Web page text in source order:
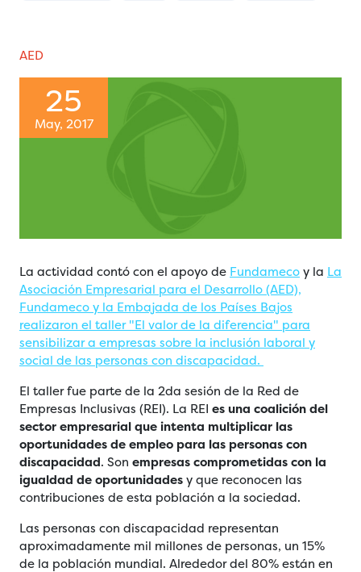
AED
25
May, 2017
La actividad contó con el apoyo de Fundameco y la La
Asociación Empresarial para el Desarrollo (AED),
Fundameco y la Embajada de los Países Bajos
realizaron el taller "El valor de la diferencia" para
sensibilizar a empresas sobre la inclusión laboral y
social de las personas con discapacidad.
El taller fue parte de la 2da sesión de la Red de
Empresas Inclusivas (REI). La REI es una coalición del
sector empresarial que intenta multiplicar las
oportunidades de empleo para las personas con
discapacidad. Son empresas comprometidas con la
igualdad de oportunidades y que reconocen las
contribuciones de esta población a la sociedad.
Las personas con discapacidad representan
aproximadamente mil millones de personas, un 15%
de la población mundial. Alrededor del 80% están en